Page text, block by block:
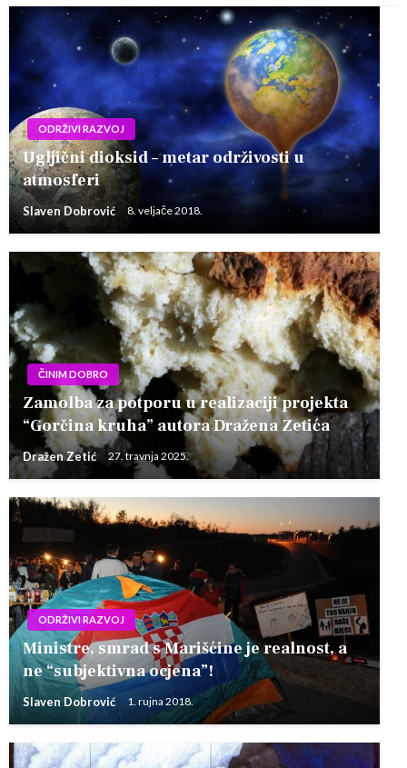
ODRŽIVI RAZVOJ
Ugljični dioksid – metar održivosti u
atmosferi
Slaven Dobrović 8. veljače 2018.
ČINIM DOBRO
Zamolba za potporu u realizaciji projekta
“Gorčina kruha” autora Dražena Zetića
Dražen Zetić 27. travnja 2025.
ODRŽIVI RAZVOJ
Ministre, smrad s Marišćine je realnost, a
ne “subjektivna ocjena”!
Slaven Dobrović 1. rujna 2018.